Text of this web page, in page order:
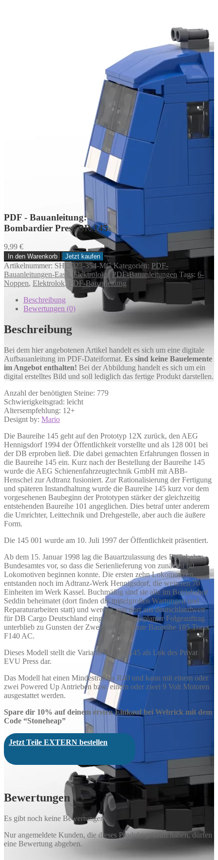
PDF - Bauanleitung:
Bombardier Press BR 145
9,99 €
Bombardier
Press
BR
145
Menge
In den Warenkorb Jetzt kaufen
Artikelnummer: SHI2023-354-MCKategorien: PDF-
Bauanleitungen-Easy , Elektroloks, PDF-Bauanleitungen Tags: 6-
Noppen, Elektrolok,
PDF-Bauanleitung
Beschreibung
Bewertungen (0)
Beschreibung
Bei dem hier angebotenen Artikel handelt es sich um eine digitale
Aufbauanleitung im PDF-Dateiformat. Es sind keine Bauelemente
im Angebot enthalten! Bei der Abbildung handelt es sich um ein
digital erstelltes Bild und soll lediglich das fertige Produkt darstellen.
Anzahl der benötigten Steine: 779
Schwierigkeitsgrad: leicht
Altersempfehlung: 12+
Designt by: Mario
Die Baureihe 145 geht auf den Prototyp 12X zurück, den AEG
Hennigsdorf 1994 der Öffentlichkeit vorstellte und als 128 001 bei
der DB erproben ließ. Die dabei gemachten Erfahrungen flossen in
die Baureihe 145 ein. Kurz nach der Bestellung der Baureihe 145
wurde die AEG Schienenfahrzeugtechnik GmbH mit ABB-
Henschel zur Adtranz fusioniert. Zur Rationalisierung der Fertigung
und späteren Instandhaltung wurde die Baureihe 145 kurz vor dem
vorgesehenen Baubeginn der Prototypen stärker der gleichzeitig
entstehenden Baureihe 101 angeglichen. Dies betraf unter anderem
die Umrichter, Leittechnik und Drehgestelle, aber auch die äußere
Form.
Die 145 001 wurde am 10. Juli 1997 der Öffentlichkeit präsentiert.
Ab dem 15. Januar 1998 lag die Bauartzulassung des Eisenbahn-
Bundesamtes vor, so dass die Serienlieferung von zunächst 80
Lokomotiven beginnen konnte. Die ersten zehn Lokomotiven
entstanden noch im Adtranz-Werk Hennigsdorf, die weiteren 70
Einheiten im Werk Kassel. Buchmäßig sind sie alle im Betriebshof
Seddin beheimatet (dort finden die mittelgroßen Wartungen und
Reparaturarbeiten statt) und werden von dort aus deutschlandweit
für DB Cargo Deutschland eingesetzt. Ein geplanter Folgeauftrag
unterblieb zu Gunsten der Zweisystemvariante Baureihe 185 Traxx
F140 AC.
Dieses Modell stellt die Variante der BR 145 als Lok des Privat
EVU Press dar.
Das Modell hat einen Mindestradius R40 und kann mit einem oder
zwei Powered Up Antrieben bzw. einem oder zwei 9 Volt Motoren
ausgestattet werden.
Spare dir 10% auf deinem ersten Einkauf bei Webrick mit dem
Code “Stoneheap”
Jetzt Teile EXTERN bestellen
Bewertungen
Es gibt noch keine Bewertungen.
Nur angemeldete Kunden, die dieses Produkt gekauft haben, dürfen
eine Bewertung abgeben.